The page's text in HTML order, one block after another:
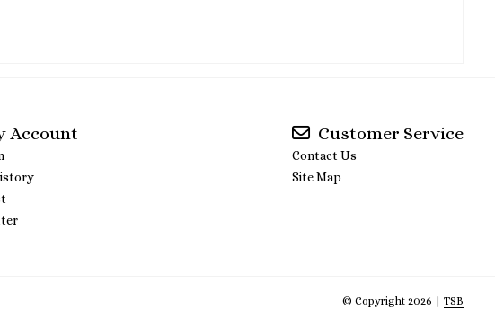
Account Customer Service
Contact Us
Site Map
© Copyright 2026 | TSB